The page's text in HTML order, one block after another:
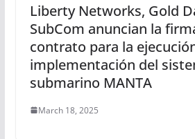
Liberty Networks, Gold
SubCom anuncian la
contrato para la
implementación del
submarino MANTA
March 18, 2025